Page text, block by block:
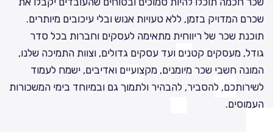
שכרם המדויק בזמן, ללא טעויות אנוש ובלי עיכובים מיותרים.
תוכנת שכר של ריווחית מתאימה לעסקים וחברות בכל סדר
גודל, מעסקים קטנים ועד עסקים גדולים, וצוות התמיכה שלנו,
המונה חשבי שכר מיומנים, מקצועיים ואדיבים, ישמח לעמוד
לשירותכם, להסביר, להבהיר ולתמוך גם ובמיוחד בימי המשכורות
העמוסים.